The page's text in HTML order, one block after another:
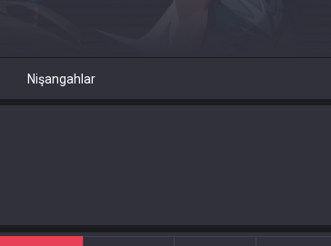
Nişangahlar